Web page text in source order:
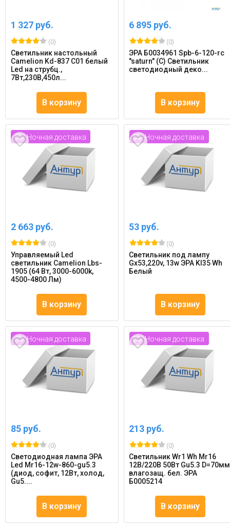
1 327 руб.
(0)
Светильник настольный
Camelion Kd-837 C01 белый
Led на струбц.,
7Вт,230В,450л...
В корзину
6 895 руб.
(0)
ЭРА Б0034961 Spb-6-120-rc
"saturn" (С) Светильник
светодиодный деко...
В корзину
Ночная доставка
2 663 руб.
(0)
Управляемый Led
светильник Camelion Lbs-
1905 (64 Вт, 3000-6000k,
4500-4800 Лм)
В корзину
Ночная доставка
53 руб.
(0)
Светильник под лампу
Gx53,220v, 13w ЭРА Kl35 Wh
Белый
В корзину
Ночная доставка
85 руб.
(0)
Светодиодная лампа ЭРА
Led Mr16-12w-860-gu5.3
(диод, софит, 12Вт, холод,
Gu5....
В корзину
Ночная доставка
213 руб.
(0)
Светильник Wr1 Wh Mr16
12В/220В 50Вт Gu5.3 D=70мм
влагозащ. бел. ЭРА
Б0005214
В корзину